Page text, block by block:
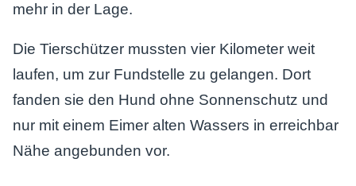
mehr in der Lage.
Die Tierschützer mussten vier Kilometer weit
laufen, um zur Fundstelle zu gelangen. Dort
fanden sie den Hund ohne Sonnenschutz und
nur mit einem Eimer alten Wassers in erreichbar
Nähe angebunden vor.